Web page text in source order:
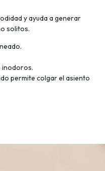
y ayuda a generar
solitos.
inodoros.
permite colgar el asiento